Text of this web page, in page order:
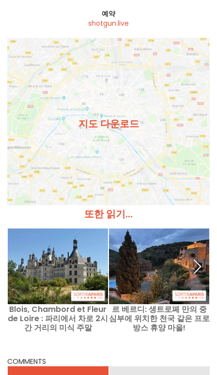
예약
shotgun.live
지도 다운로드
또한 읽기...
Blois, Chambord et Fleur
de Loire : 파리에서 차로 2시
간 거리의 미식 주말
르 베르디: 생트로페 만의 중
심부에 위치한 천국 같은 프로
방스 휴양 마을!
COMMENTS